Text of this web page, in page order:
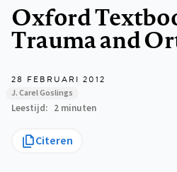
Oxford
Trauma and
28 FEBRUARI 2012
J. Carel Goslings
Leestijd 2 minuten
Citeren